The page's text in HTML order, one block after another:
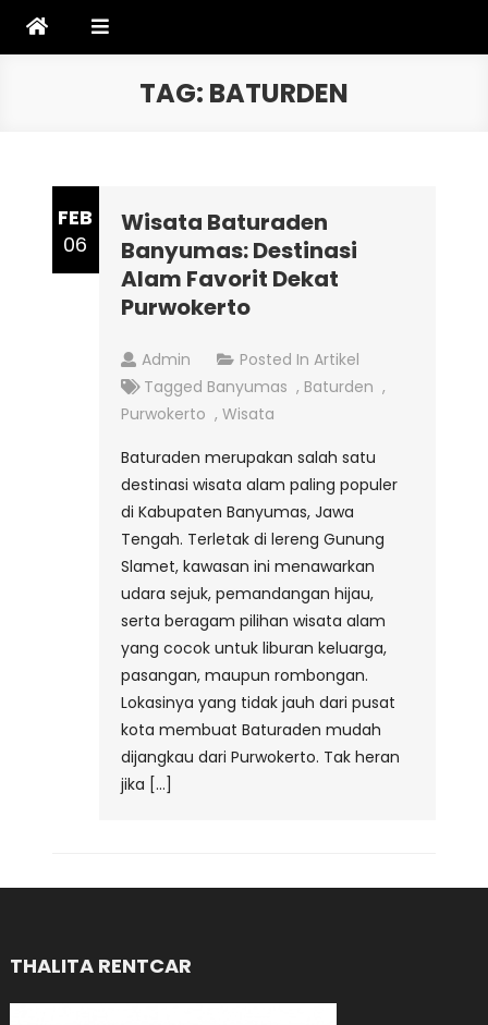
TAG: BATURDEN
FEB
06
Wisata Baturaden
Banyumas: Destinasi
Alam Favorit Dekat
Purwokerto
Admin Posted In Artikel
Tagged Banyumas , Baturden ,
Purwokerto , Wisata
Baturaden merupakan salah satu
destinasi wisata alam paling populer
di Kabupaten Banyumas, Jawa
Tengah. Terletak di lereng Gunung
Slamet, kawasan ini menawarkan
udara sejuk, pemandangan hijau,
serta beragam pilihan wisata alam
yang cocok untuk liburan keluarga,
pasangan, maupun rombongan.
Lokasinya yang tidak jauh dari pusat
kota membuat Baturaden mudah
dijangkau dari Purwokerto. Tak heran
jika […]
THALITA RENTCAR